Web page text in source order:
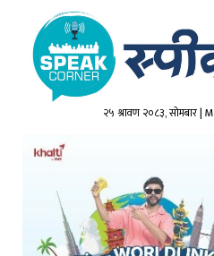
२५ श्रावण २०८३, सोमबार |